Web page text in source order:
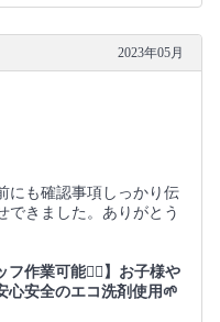
2023年05月
にも確認事項しっかり伝
できました。ありがとう
フ作業可能🙆‍♀️】お子様や
心安全のエコ洗剤使用🌱